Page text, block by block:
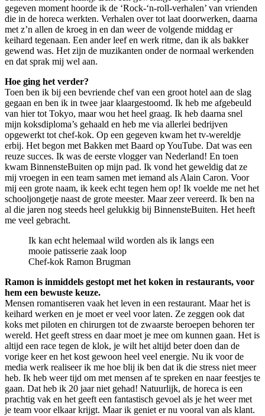
gegeven moment hoorde ik de ‘Rock-‘n-roll-verhalen’ van vrienden
die in de horeca werkten. Verhalen over tot laat doorwerken, daarna
met z’n allen de kroeg in en dan weer de volgende middag er
keihard tegenaan. Een ander leef en werk ritme, dan ik als bakker
gewend was. Het zijn de muzikanten onder de normaal werkenden
en dat sprak mij wel aan.
Hoe ging het verder?
Toen ben ik bij een bevriende chef van een groot hotel aan de slag
gegaan en ben ik in twee jaar klaargestoomd. Ik heb me afgebeuld
van hier tot Tokyo, maar wou het heel graag. Ik heb daarna snel
mijn koksdiploma’s gehaald en heb me via allerlei bedrijven
opgewerkt tot chef-kok. Op een gegeven kwam het tv-wereldje
erbij. Het begon met Bakken met Baard op YouTube. Dat was een
reuze succes. Ik was de eerste vlogger van Nederland! En toen
kwam BinnensteBuiten op mijn pad. Ik vond het geweldig dat ze
mij vroegen in een team samen met iemand als Alain Caron. Voor
mij een grote naam, ik keek echt tegen hem op! Ik voelde me net het
schooljongetje naast de grote meester. Maar zeer vereerd. Ik ben na
al die jaren nog steeds heel gelukkig bij BinnensteBuiten. Het heeft
me veel gebracht.
Ik kan echt helemaal wild worden als ik langs een
mooie patisserie zaak loop
Chef-kok Ramon Brugman
Ramon is inmiddels gestopt met het koken in restaurants, voor
hem een bewuste keuze.
Mensen romantiseren vaak het leven in een restaurant. Maar het is
keihard werken en je moet er veel voor laten. Ze zeggen ook dat
koks met piloten en chirurgen tot de zwaarste beroepen behoren ter
wereld. Het geeft stress en daar moet je mee om kunnen gaan. Het is
altijd een race tegen de klok, je wilt het altijd beter doen dan de
vorige keer en het kost gewoon heel veel energie. Nu ik voor de
media werk realiseer ik me hoe blij ik ben dat ik die stress niet meer
heb. Ik heb weer tijd om met mensen af te spreken en naar feestjes te
gaan. Dat heb ik 20 jaar niet gehad! Natuurlijk, de horeca is een
prachtig vak en het geeft een fantastisch gevoel als je het weer met
je team voor elkaar krijgt. Maar ik geniet er nu vooral van als klant.